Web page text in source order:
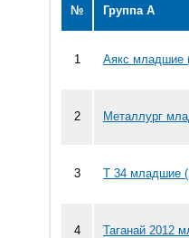
№ Группа А
1 Аякс младшие
2 Металлург
3 Т 34 младшие
4 Таганай 2012